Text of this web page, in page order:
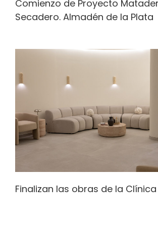
Comienzo de Proyecto
Secadero. Almadén de la Plata
Finalizan las obras de la